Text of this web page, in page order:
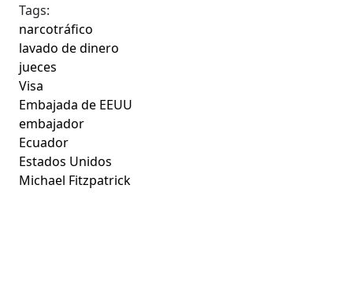
Tags:
narcotráfico
lavado de dinero
jueces
Visa
Embajada de EEUU
embajador
Ecuador
Estados Unidos
Michael Fitzpatrick